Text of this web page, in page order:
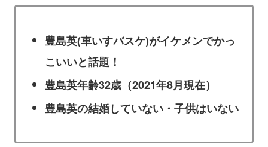
豊島英(車いすバスケ)がイケメンでかっ
こいいと話題！
豊島英年齢32歳（2021年8月現在）
豊島英の結婚していない・子供はいない